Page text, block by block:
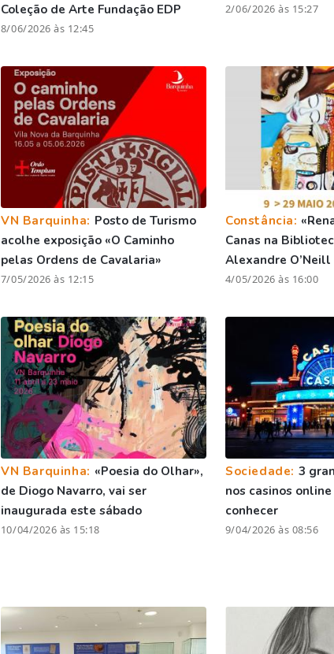
Coleção de Arte Fundação EDP
8/06/2026 às 12:45
2/06/2026 às 15:27
VN Barquinha: Posto de Turismo
acolhe exposição «O Caminho
pelas Ordens de Cavalaria»
7/05/2026 às 12:15
Constância:
Canas na
Alexandre O’Neill
4/05/2026 às 16:00
VN Barquinha: «Poesia do Olhar»,
de Diogo Navarro, vai ser
inaugurada este sábado
10/04/2026 às 15:18
Sociedade: 3
nos casinos
conhecer
9/04/2026 às 08:56